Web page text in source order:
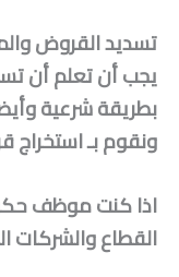
تسديد القروض
يجب أن تعلم أن
بطريقة شرعية
ونقوم بـ
اذا كنت موظف
القطاع